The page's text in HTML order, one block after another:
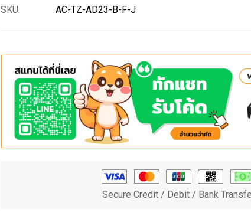
SKU
AC-TZ-AD23-B-F-J
Secure Credit / Debit / Bank